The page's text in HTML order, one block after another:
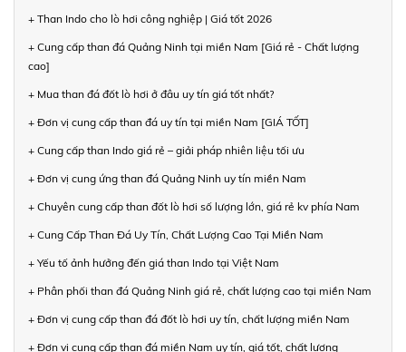
+ Than Indo cho lò hơi công nghiệp | Giá tốt 2026
+ Cung cấp than đá Quảng Ninh tại miền Nam [Giá rẻ - Chất lượng
cao]
+ Mua than đá đốt lò hơi ở đâu uy tín giá tốt nhất?
+ Đơn vị cung cấp than đá uy tín tại miền Nam [GIÁ TỐT]
+ Cung cấp than Indo giá rẻ – giải pháp nhiên liệu tối ưu
+ Đơn vị cung ứng than đá Quảng Ninh uy tín miền Nam
+ Chuyên cung cấp than đốt lò hơi số lượng lớn, giá rẻ kv phía Nam
+ Cung Cấp Than Đá Uy Tín, Chất Lượng Cao Tại Miền Nam
+ Yếu tố ảnh hưởng đến giá than Indo tại Việt Nam
+ Phân phối than đá Quảng Ninh giá rẻ, chất lượng cao tại miền Nam
+ Đơn vị cung cấp than đá đốt lò hơi uy tín, chất lượng miền Nam
+ Đơn vị cung cấp than đá miền Nam uy tín, giá tốt, chất lượng